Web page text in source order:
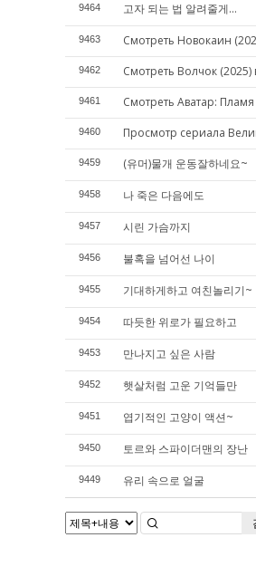
9464 고자 되는 법 알려줄게...
9463 Смотреть Новокаин
9462 Смотреть Волчок
9461 Смотреть Аватар:
9460 Просмотр сериала
9459 (유머)물개 운동잘하네요~
9458 나 죽은 다음에도
9457 시린 가슴까지
9456 불혹을 넘어선 나이
9455 기대하게하고 여친놀리기~
9454 따듯한 위로가 필요하고
9453 만나지고 싶은 사람
9452 햇살처럼 고운 기억들만
9451 엽기적인 고양이 액션~
9450 토르와 스파이더맨의 장난
9449 유리 속으로 얼굴